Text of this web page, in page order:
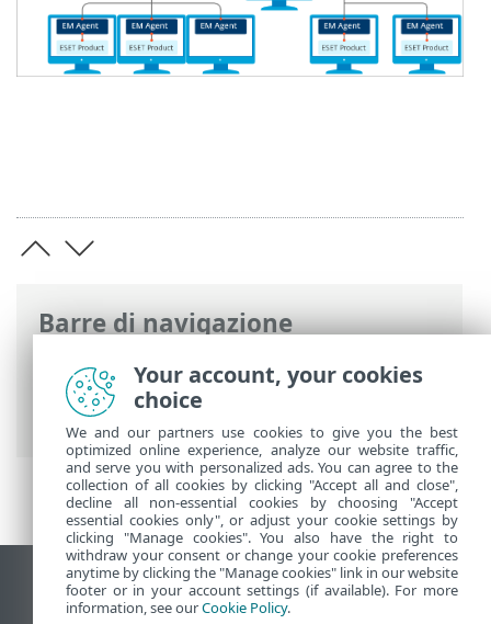
Barre di navigazione
Guida online ESET>ESET PROTECT On-
Prem>Introduzione Architettura
Server
Visualizza sito desktop
Your account, your cookies
choice
We and our partners use cookies to give you the best
optimized online experience, analyze our website traffic,
and serve you with personalized ads. You can agree to the
collection of all cookies by clicking "Accept all and close",
decline all non-essential cookies by choosing "Accept
essential cookies only", or adjust your cookie settings by
clicking "Manage cookies". You also have the right to
withdraw your consent or change your cookie preferences
anytime by clicking the "Manage cookies" link in our website
footer or in your account settings (if available). For more
information, see ourCookie Policy.